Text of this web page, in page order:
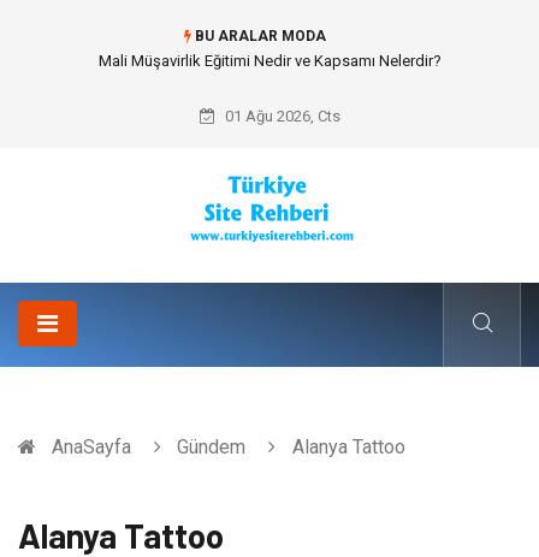
BU ARALAR MODA
Forma Yaptırma Girişimiyle Akademik Spor Topluluklarında Kurumsal
01 Ağu 2026, Cts
AnaSayfa Gündem Alanya Tattoo
Alanya Tattoo